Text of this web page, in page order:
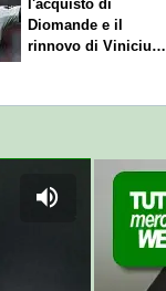
l'acquisto di
Diomande e il
rinnovo di Vinicius.